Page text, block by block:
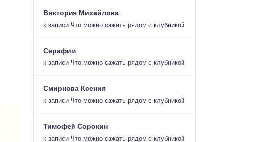
Виктория Михайлова
к записи Что можно сажать рядом с клубникой
Серафим
к записи Что можно сажать рядом с клубникой
Смирнова Ксения
к записи Что можно сажать рядом с клубникой
Тимофей Сорокин
к записи Что можно сажать рядом с клубникой